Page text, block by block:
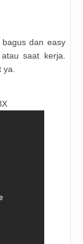
dan easy
saat kerja.